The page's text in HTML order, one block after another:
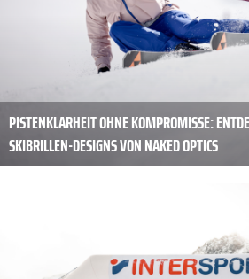
PISTENKLARHEIT OHNE KOMPROMISSE:
SKIBRILLEN-DESIGNS VON NAKED OPTICS